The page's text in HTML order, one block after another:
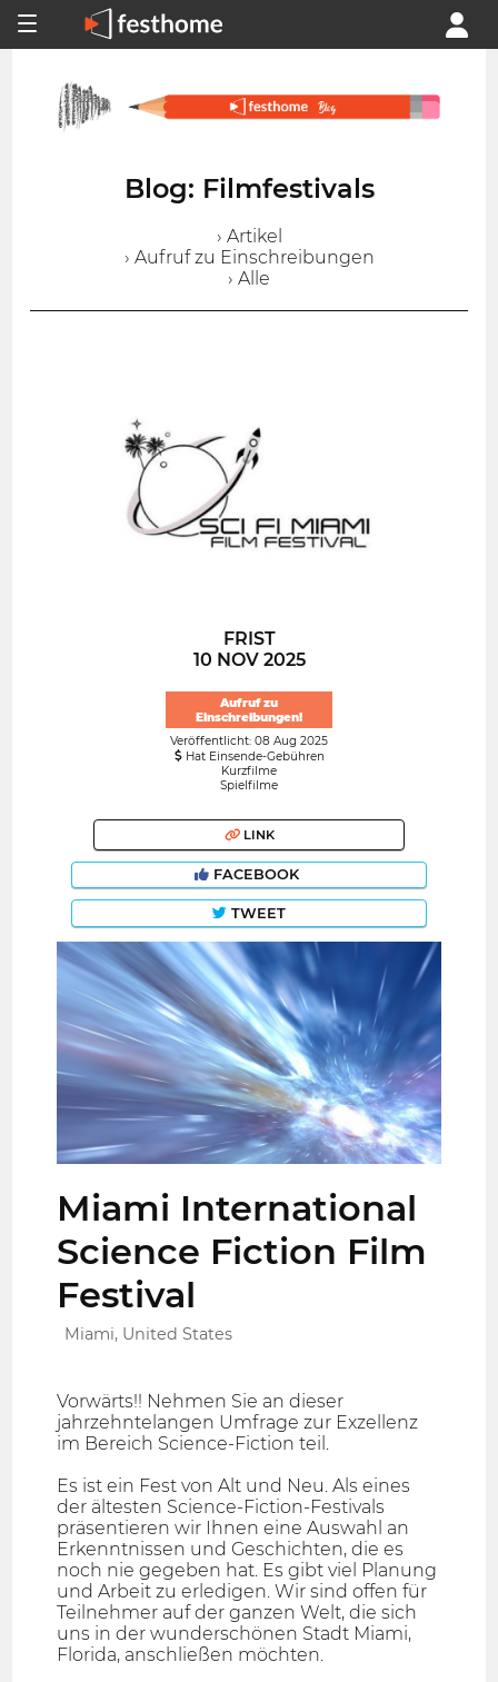
Blog: Filmfestivals
› Artikel
› Aufruf zu Einschreibungen
› Alle
FRIST
10 NOV 2025
Aufruf zu
Einschreibungen!
Veröffentlicht: 08 Aug 2025
Hat Einsende-Gebühren
Kurzfilme
Spielfilme
LINK
FACEBOOK
TWEET
Miami International
Science Fiction Film
Festival
Miami, United States
Vorwärts!! Nehmen Sie an dieser
jahrzehntelangen Umfrage zur Exzellenz
im Bereich Science-Fiction teil.
Es ist ein Fest von Alt und Neu. Als eines
der ältesten Science-Fiction-Festivals
präsentieren wir Ihnen eine Auswahl an
Erkenntnissen und Geschichten, die es
noch nie gegeben hat. Es gibt viel Planung
und Arbeit zu erledigen. Wir sind offen für
Teilnehmer auf der ganzen Welt, die sich
uns in der wunderschönen Stadt Miami,
Florida, anschließen möchten.